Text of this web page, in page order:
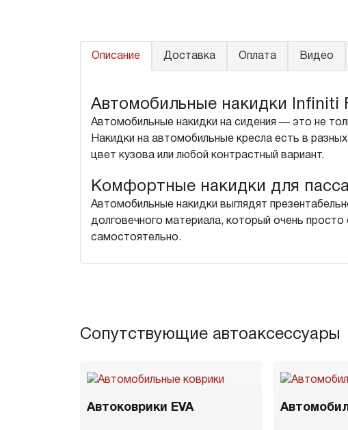
Описание Доставка Оплата Видео
Автомобильные накидки Infiniti
Автомобильные накидки на сидения — это не
Накидки на автомобильные кресла есть в
цвет кузова или любой контрастный вариант.
Комфортные накидки для
Автомобильные накидки выглядят
долговечного материала, который очень просто
самостоятельно.
Сопутствующие автоаксессуары
Автоковрики EVA